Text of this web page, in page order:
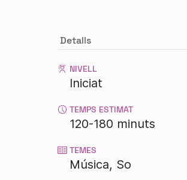
Detalls
NIVELL
Iniciat
TEMPS ESTIMAT
120-180 minuts
TEMES
Música So